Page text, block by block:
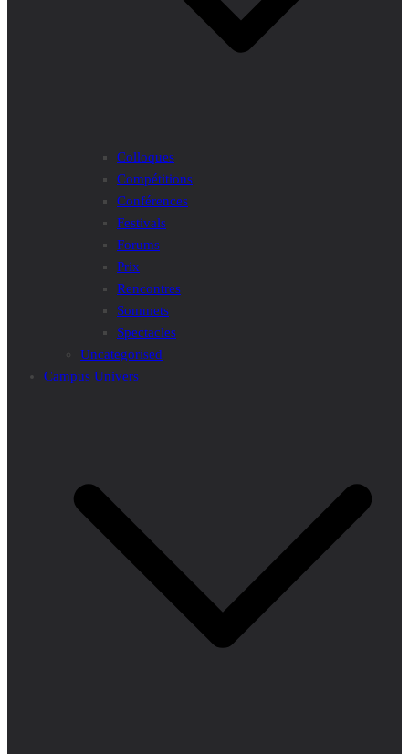
Colloques
Compétitions
Conférences
Festivals
Forums
Prix
Rencontres
Sommets
Spectacles
Uncategorised
Campus Univers